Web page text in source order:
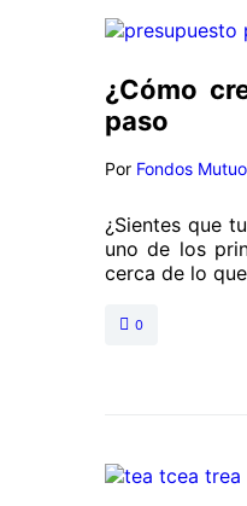
¿Cómo
paso
Por Fondos
¿Sientes que
uno de los
cerca de lo
0